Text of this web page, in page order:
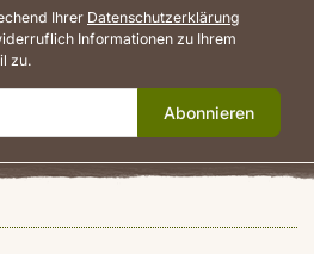
Ihrer Datenschutzerklärung
Informationen zu Ihrem
zu.
Abonnieren